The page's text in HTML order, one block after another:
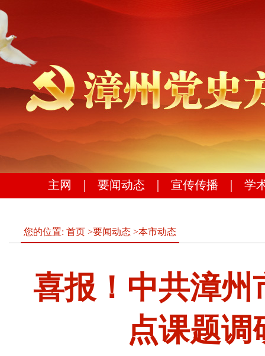
主网 要闻动态 宣传传播 学
您的位置: 首页 >要闻动态 >本市动态
喜报！中共漳州
点课题调